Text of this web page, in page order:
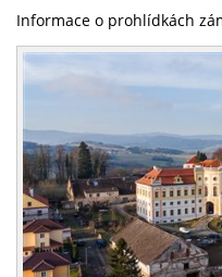
Informace o prohlídkách